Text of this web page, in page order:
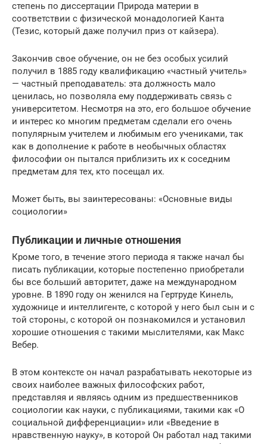
степень по диссертации Природа материи в
соответствии с физической монадологией Канта
(Тезис, который даже получил приз от кайзера).
Закончив свое обучение, он не без особых усилий
получил в 1885 году квалификацию «частный учитель»
— частный преподаватель: эта должность мало
ценилась, но позволяла ему поддерживать связь с
университетом. Несмотря на это, его большое обучение
и интерес ко многим предметам сделали его очень
популярным учителем и любимым его учениками, так
как в дополнение к работе в необычных областях
философии он пытался приблизить их к соседним
предметам для тех, кто посещал их.
Может быть, вы заинтересованы: «Основные виды
социологии»
Публикации и личные отношения
Кроме того, в течение этого периода я также начал бы
писать публикации, которые постепенно приобретали
бы все больший авторитет, даже на международном
уровне. В 1890 году он женился на Гертруде Кинель,
художнице и интеллигенте, с которой у него был сын и с
той стороны, с которой он познакомился и установил
хорошие отношения с такими мыслителями, как Макс
Вебер.
В этом контексте он начал разрабатывать некоторые из
своих наиболее важных философских работ,
представляя и являясь одним из предшественников
социологии как науки, с публикациями, такими как «О
социальной дифференциации» или «Введение в
нравственную науку», в которой Он работал над такими